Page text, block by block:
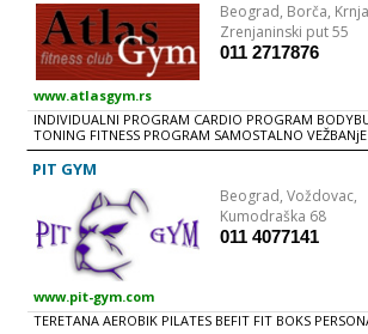
Beograd, Borča,
Zrenjaninski put 55
011 2717876
www.atlasgym.rs
INDIVIDUALNI PROGRAM CARDIO PROGRAM
TONING FITNESS PROGRAM SAMOSTALNO
AEROBIC TAE BO
PIT GYM
Beograd,Voždovac,
Kumodraška 68
011 4077141
www.pit-gym.com
TERETANA AEROBIK PILATES BEFIT FIT BOKS